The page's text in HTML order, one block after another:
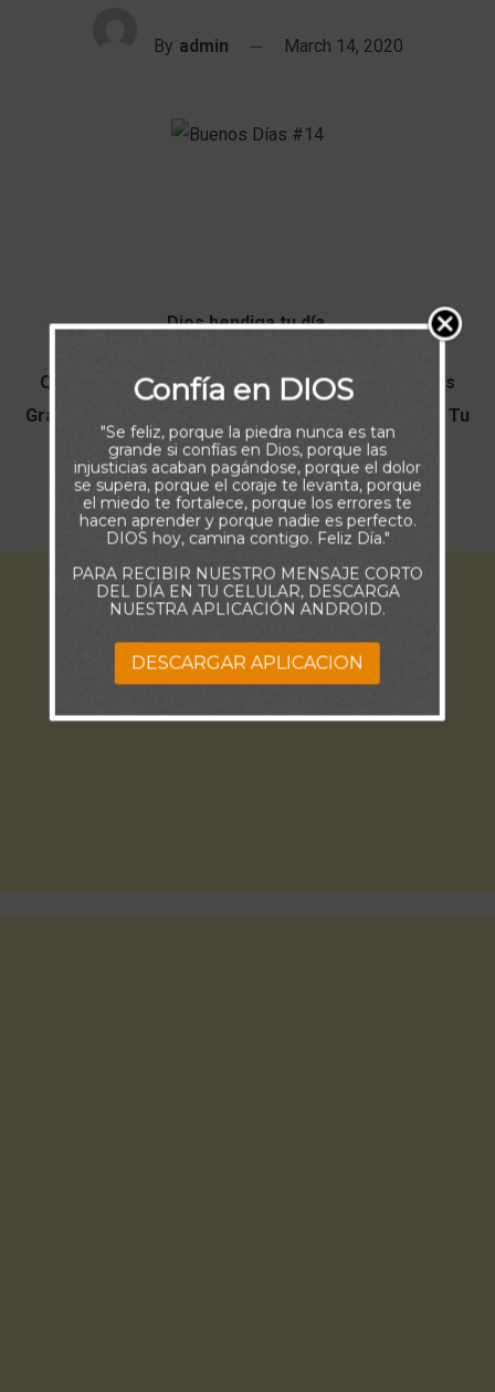
By admin March 14, 2020
Dios bendiga tu día.
Que hermoso es poder despertar y decirle a Dios
Gracias Padre por este nuevo día que me das, por Tu
amor y por el regalo más hermoso…
El don de la vida.
Confía en DIOS
"Se feliz, porque la piedra nunca es tan
grande si confías en Dios, porque las
injusticias acaban pagándose, porque el dolor
se supera, porque el coraje te levanta, porque
el miedo te fortalece, porque los errores te
hacen aprender y porque nadie es perfecto.
DIOS hoy, camina contigo. Feliz Día."
PARA RECIBIR NUESTRO MENSAJE CORTO
DEL DÍA EN TU CELULAR, DESCARGA
NUESTRA APLICACIÓN ANDROID.
DESCARGAR APLICACION